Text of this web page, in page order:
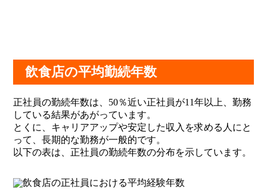
飲食店の平均勤続年数
正社員の勤続年数は、50％近い正社員が11年以上、勤務
している結果があがっています。
とくに、キャリアアップや安定した収入を求める人にと
って、長期的な勤務が一般的です。
以下の表は、正社員の勤続年数の分布を示しています。